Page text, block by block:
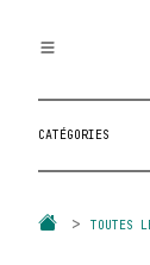
Toutes les
Catégories
Question au
CATÉGORIES
TOUTES